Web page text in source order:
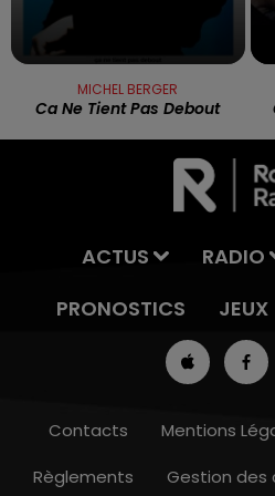
8h00 - 10h00
MICHEL BERGER
Ca Ne Tient Pas Debout
ACTUS RADIO
PRONOSTICS
JEUX
Contacts Mentions
Règlements
Gestion des